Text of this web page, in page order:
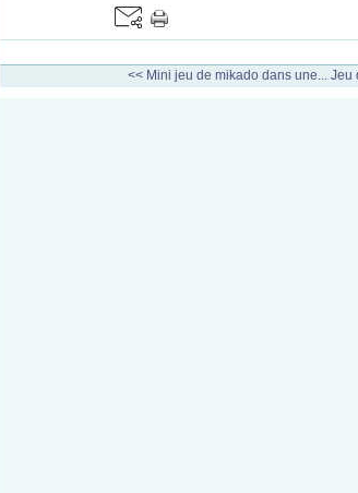
<< Mini jeu de mikado dans une... Jeu